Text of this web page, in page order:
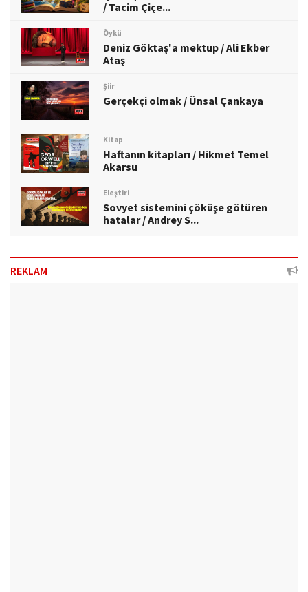
/ Tacim Çiçe...
Öykü
Deniz Göktaş'a mektup / Ali Ekber
Ataş
Şiir
Gerçekçi olmak / Ünsal Çankaya
Kitap
Haftanın kitapları / Hikmet Temel
Akarsu
Eleştiri
Sovyet sistemini çöküşe götüren
hatalar / Andrey S...
REKLAM